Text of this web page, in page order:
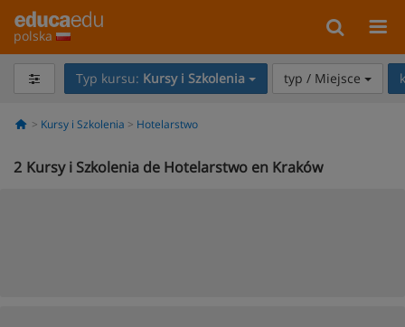
polska
Typ kursu: Kursy i Szkolenia typ / Miejsce
Kursy i Szkolenia Hotelarstwo
2 Kursy i Szkolenia de Hotelarstwo en Kraków